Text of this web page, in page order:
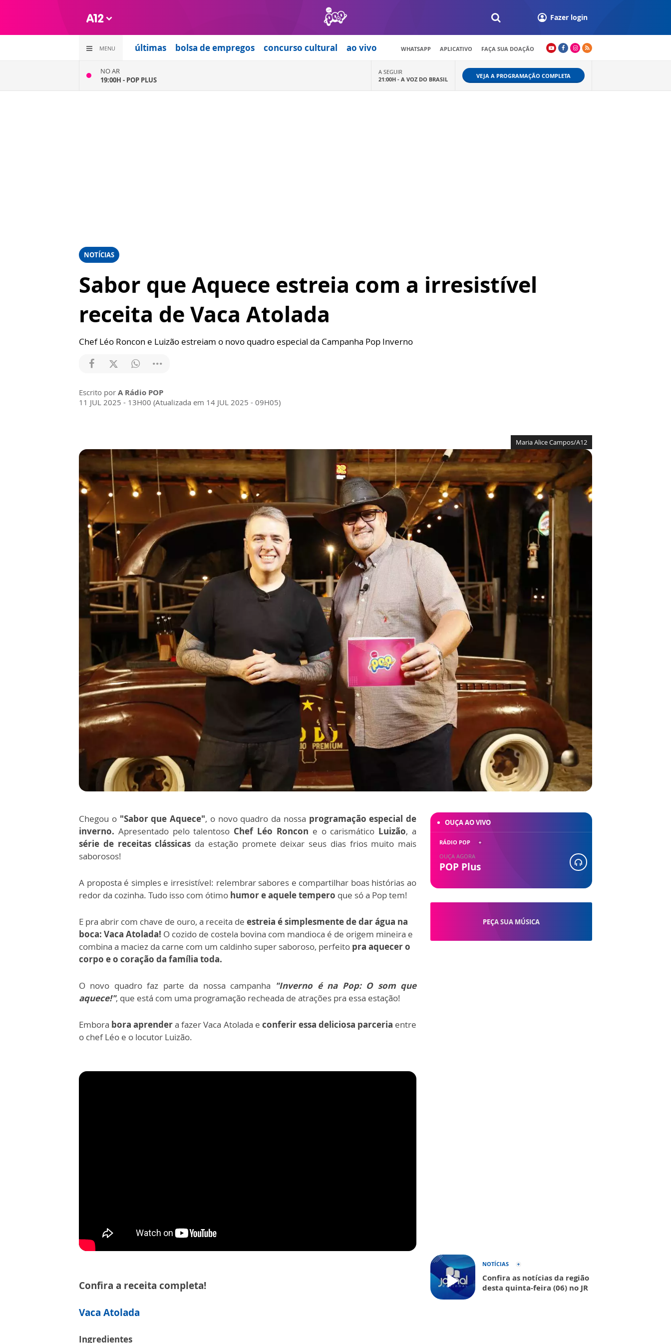
Fazer login
MENU últimas bolsa de empregos concurso cultural ao vivo WHATSAPP APLICATIVO FAÇA SUA DOAÇÃO
NO AR
19:00H - POP PLUS
A SEGUIR
21:00H - A VOZ DO BRASIL VEJA A PROGRAMAÇÃO COMPLETA
NOTÍCIAS
Sabor que Aquece estreia com a irresistível
receita de Vaca Atolada
Chef Léo Roncon e Luizão estreiam o novo quadro especial da Campanha Pop Inverno
Escrito por A Rádio POP
11 JUL 2025 - 13H00 (Atualizada em 14 JUL 2025 - 09H05)
Maria Alice Campos/A12
Chegou o "Sabor que Aquece", o novo quadro da nossa programação especial de
inverno. Apresentado pelo talentoso Chef Léo Roncon e o carismático Luizão, a
série de receitas clássicas da estação promete deixar seus dias frios muito mais
saborosos!
A proposta é simples e irresistível: relembrar sabores e compartilhar boas histórias ao
redor da cozinha. Tudo isso com ótimo humor e aquele tempero que só a Pop tem!
E pra abrir com chave de ouro, a receita de estreia é simplesmente de dar água na
boca: Vaca Atolada! O cozido de costela bovina com mandioca é de origem mineira e
combina a maciez da carne com um caldinho super saboroso, perfeito pra aquecer o
corpo e o coração da família toda.
O novo quadro faz parte da nossa campanha "Inverno é na Pop: O som que
aquece!", que está com uma programação recheada de atrações pra essa estação!
Embora bora aprendera fazer Vaca Atolada e conferir essa deliciosa parceria entre
o chef Léo e o locutor Luizão.
Confira a receita completa!
Vaca Atolada
Ingredientes
PEÇA SUA MÚSICA
OUÇA AO VIVO
RÁDIO POP
OUÇA AGORA
POP Plus
NOTÍCIAS
Confira as notícias da região
desta quinta-feira (06) no JR